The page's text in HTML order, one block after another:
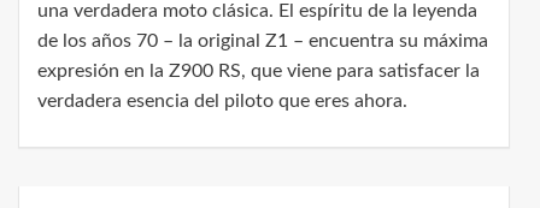
una verdadera moto clásica. El espíritu de la leyenda
de los años 70 – la original Z1 – encuentra su máxima
expresión en la Z900 RS, que viene para satisfacer la
verdadera esencia del piloto que eres ahora.